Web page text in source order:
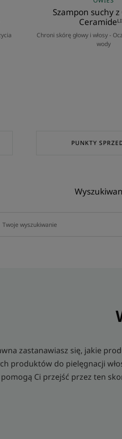
Szampon suchy z
Chroni skórę głowy i włosy -
wody
PUNKTY
zastanawiasz się, jakie
produktów do pielęgnacji
Ci przejść przez ten